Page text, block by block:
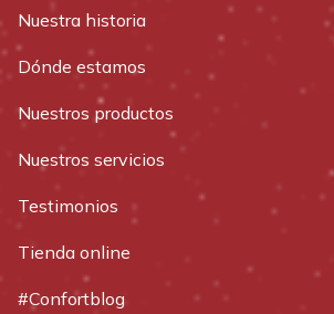
Nuestra historia
Dónde estamos
Nuestros productos
Nuestros servicios
Testimonios
Tienda online
#Confortblog